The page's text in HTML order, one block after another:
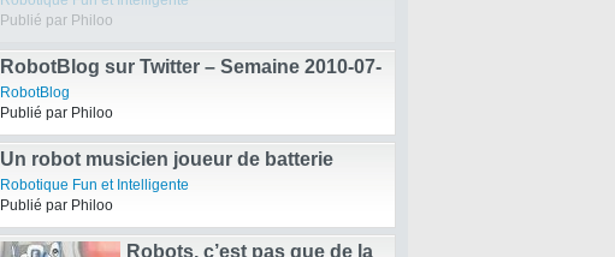
Publié par Philoo
RobotBlog sur Twitter – Semaine 2010-07-
04
RobotBlog
Publié par Philoo
Un robot musicien joueur de batterie
Robotique Fun et Intelligente
Publié par Philoo
Robots, c’est pas que de la